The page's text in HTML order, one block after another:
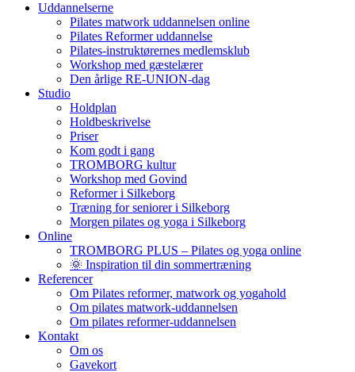
Uddannelserne
Pilates matwork uddannelsen online
Pilates Reformer uddannelse
Pilates-instruktørernes medlemsklub
Workshop med gæstelærer
Den årlige RE-UNION-dag
Studio
Holdplan
Holdbeskrivelse
Priser
Kom godt i gang
TROMBORG kultur
Workshop med Govind
Reformer i Silkeborg
Træning for seniorer i Silkeborg
Morgen pilates og yoga i Silkeborg
Online
TROMBORG PLUS – Pilates og yoga online
🌞 Inspiration til din sommertræning
Referencer
Om Pilates reformer, matwork og yogahold
Om pilates matwork-uddannelsen
Om pilates reformer-uddannelsen
Kontakt
Om os
Gavekort